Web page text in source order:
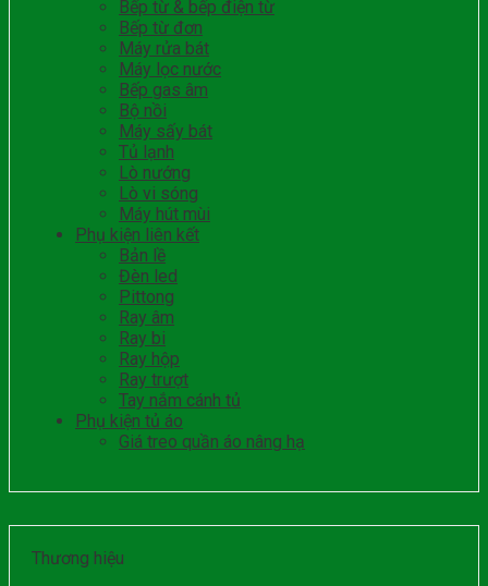
Bếp từ & bếp điện từ
Bếp từ đơn
Máy rửa bát
Máy lọc nước
Bếp gas âm
Bộ nồi
Máy sấy bát
Tủ lạnh
Lò nướng
Lò vi sóng
Máy hút mùi
Phụ kiện liên kết
Bản lề
Đèn led
Pittong
Ray âm
Ray bi
Ray hộp
Ray trượt
Tay nắm cánh tủ
Phụ kiện tủ áo
Giá treo quần áo nâng hạ
Thương hiệu